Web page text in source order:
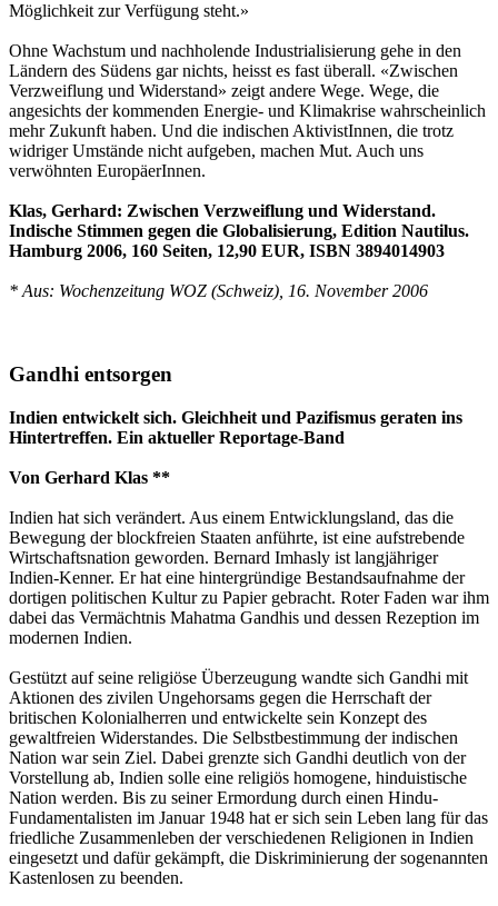
Möglichkeit zur Verfügung steht.»
Ohne Wachstum und nachholende Industrialisierung gehe in den
Ländern des Südens gar nichts, heisst es fast überall. «Zwischen
Verzweiflung und Widerstand» zeigt andere Wege. Wege, die
angesichts der kommenden Energie- und Klimakrise wahrscheinlich
mehr Zukunft haben. Und die indischen AktivistInnen, die trotz
widriger Umstände nicht aufgeben, machen Mut. Auch uns
verwöhnten EuropäerInnen.
Klas, Gerhard: Zwischen Verzweiflung und Widerstand.
Indische Stimmen gegen die Globalisierung, Edition Nautilus.
Hamburg 2006, 160 Seiten, 12,90 EUR, ISBN 3894014903
* Aus: Wochenzeitung WOZ (Schweiz), 16. November 2006
Gandhi entsorgen
Indien entwickelt sich. Gleichheit und Pazifismus geraten ins
Hintertreffen. Ein aktueller Reportage-Band
Von Gerhard Klas **
Indien hat sich verändert. Aus einem Entwicklungsland, das die
Bewegung der blockfreien Staaten anführte, ist eine aufstrebende
Wirtschaftsnation geworden. Bernard Imhasly ist langjähriger
Indien-Kenner. Er hat eine hintergründige Bestandsaufnahme der
dortigen politischen Kultur zu Papier gebracht. Roter Faden war ihm
dabei das Vermächtnis Mahatma Gandhis und dessen Rezeption im
modernen Indien.
Gestützt auf seine religiöse Überzeugung wandte sich Gandhi mit
Aktionen des zivilen Ungehorsams gegen die Herrschaft der
britischen Kolonialherren und entwickelte sein Konzept des
gewaltfreien Widerstandes. Die Selbstbestimmung der indischen
Nation war sein Ziel. Dabei grenzte sich Gandhi deutlich von der
Vorstellung ab, Indien solle eine religiös homogene, hinduistische
Nation werden. Bis zu seiner Ermordung durch einen Hindu-
Fundamentalisten im Januar 1948 hat er sich sein Leben lang für das
friedliche Zusammenleben der verschiedenen Religionen in Indien
eingesetzt und dafür gekämpft, die Diskriminierung der sogenannten
Kastenlosen zu beenden.